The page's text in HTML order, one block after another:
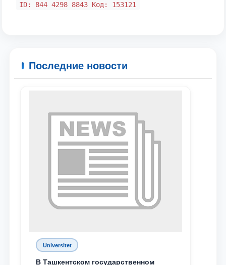
Почта
ID: 844 4298 8843 Код: 153121
Последние новости
Universitet
В Ташкентском государственном